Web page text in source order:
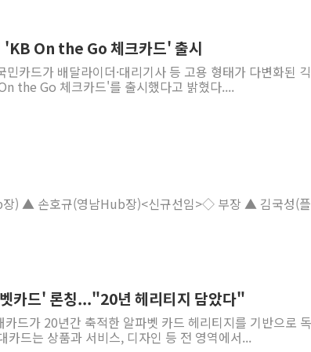
'KB On the Go 체크카드' 출시
카드가 배달라이더·대리기사 등 고용 형태가 다변화된
the Go 체크카드'를 출시했다고 밝혔다....
) ▲ 손호규(영남Hub장)<신규선임>◇ 부장 ▲ 김국성(
카드' 론칭..."20년 헤리티지 담았다"
드가 20년간 축적한 알파벳 카드 헤리티지를 기반으로
카드는 상품과 서비스, 디자인 등 전 영역에서...